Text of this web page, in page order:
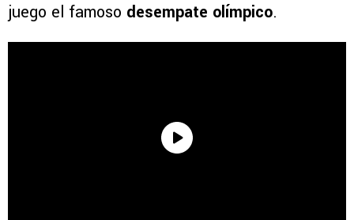
juego el famoso desempate olímpico.